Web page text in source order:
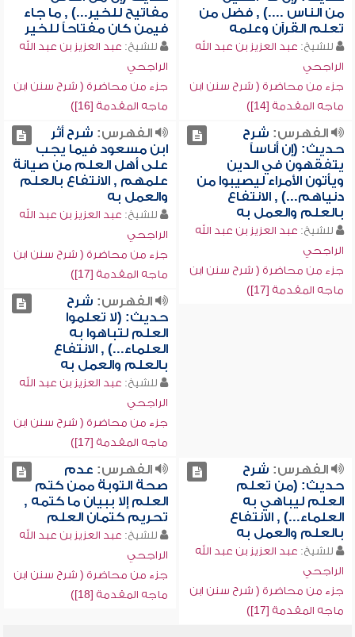
من الناس ....) , فضل من
تعلم القرآن وعلمه
للشيخ: عبد العزيز بن عبد الله
الراجحي
جزء من محاضرة ( شرح سنن ابن
ماجه المقدمة [14])
مفاتيح للخير...) , ما جاء
فيمن كان مفتاحاً للخير
للشيخ: عبد العزيز بن عبد الله
الراجحي
جزء من محاضرة ( شرح سنن ابن
ماجه المقدمة [16])
الفهرس: شرح
حديث: (إن أناساً
يتفقهون في الدين
ويأتون الأمراء ليصيبوا من
دنياهم...) , الانتفاع
بالعلم والعمل به
للشيخ: عبد العزيز بن عبد الله
الراجحي
جزء من محاضرة ( شرح سنن ابن
ماجه المقدمة [17])
الفهرس: شرح أثر
ابن مسعود فيما يجب
على أهل العلم من صيانة
علمهم , الانتفاع بالعلم
والعمل به
للشيخ: عبد العزيز بن عبد الله
الراجحي
جزء من محاضرة ( شرح سنن ابن
ماجه المقدمة [17])
الفهرس: شرح
حديث: (لا تعلموا
العلم لتباهوا به
العلماء...) , الانتفاع
بالعلم والعمل به
للشيخ: عبد العزيز بن عبد الله
الراجحي
جزء من محاضرة ( شرح سنن ابن
ماجه المقدمة [17])
الفهرس: شرح
حديث: (من تعلم
العلم ليباهي به
العلماء...) , الانتفاع
بالعلم والعمل به
للشيخ: عبد العزيز بن عبد الله
الراجحي
جزء من محاضرة ( شرح سنن ابن
ماجه المقدمة [17])
الفهرس: عدم
صحة التوبة ممن كتم
العلم إلا ببيان ما كتمه ,
تحريم كتمان العلم
للشيخ: عبد العزيز بن عبد الله
الراجحي
جزء من محاضرة ( شرح سنن ابن
ماجه المقدمة [18])